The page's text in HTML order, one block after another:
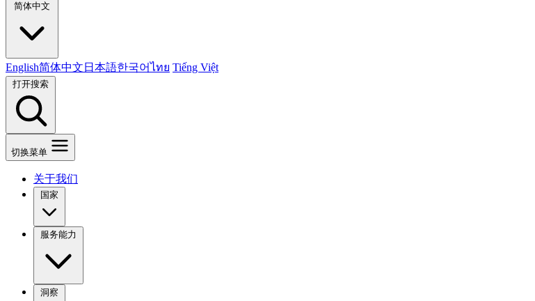
简体中文
English简体中文 日本語한국어ไทย Tiếng Việt
打开搜索
切换菜单
关于我们
国家
服务能力
洞察